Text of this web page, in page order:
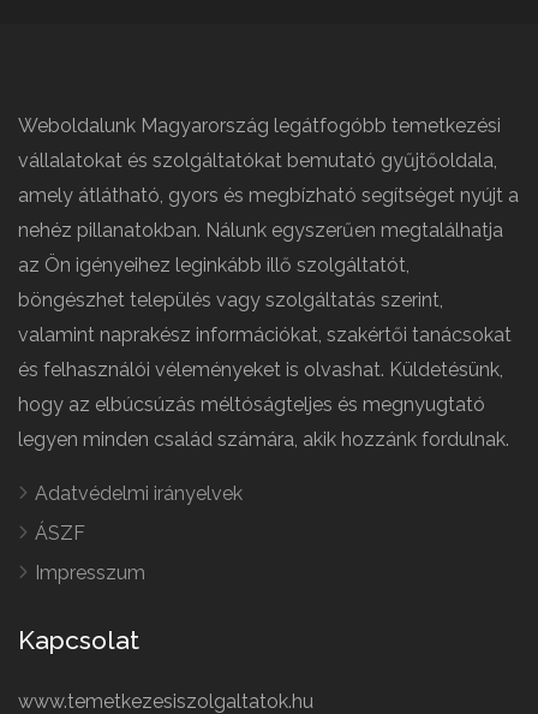
Weboldalunk Magyarország legátfogóbb temetkezési
vállalatokat és szolgáltatókat bemutató gyűjtőoldala,
amely átlátható, gyors és megbízható segítséget nyújt a
nehéz pillanatokban. Nálunk egyszerűen megtalálhatja
az Ön igényeihez leginkább illő szolgáltatót,
böngészhet település vagy szolgáltatás szerint,
valamint naprakész információkat, szakértői tanácsokat
és felhasználói véleményeket is olvashat. Küldetésünk,
hogy az elbúcsúzás méltóságteljes és megnyugtató
legyen minden család számára, akik hozzánk fordulnak.
Adatvédelmi irányelvek
ÁSZF
Impresszum
Kapcsolat
www.temetkezesiszolgaltatok.hu